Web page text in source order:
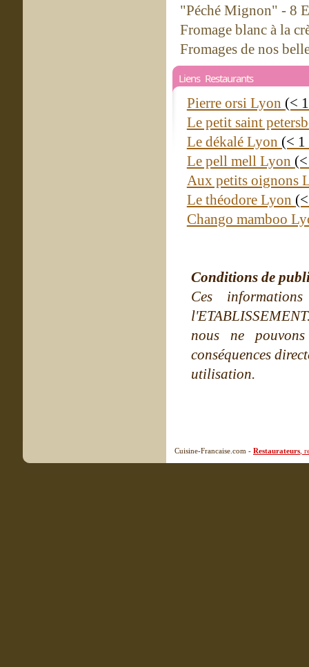
"Péché Mignon" - 8
Fromage blanc à la
Fromages de nos
Liens Restaurants
Pierre orsi Lyon (<
Le petit saint
Le dékalé Lyon (<
Le pell mell Lyon
Aux petits oignons
Le théodore Lyon
Chango mamboo
Conditions de
Ces
nous ne
conséquences
utilisation.
Cuisine-Francaise.com - Restaurateurs ,